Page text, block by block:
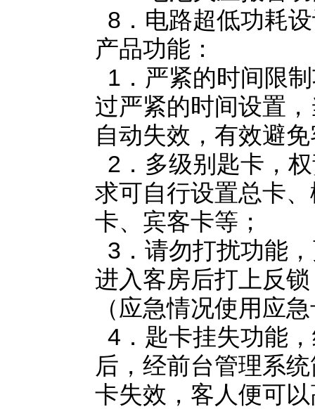
8．电路超低功耗
产品功能：
1．严紧的时间限
过严紧的时间设置
自动失效，有效避
2．多级别匙卡，
求可自行设置总卡
卡、宾客卡等；
3．请勿打扰功能
进入客房后打上反
（应急情况使用应
4．匙卡挂失功能
后，经前台管理系
卡失效，客人便可